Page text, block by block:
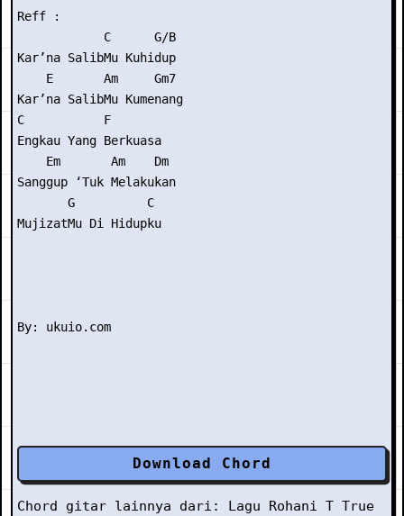
Reff :
            C      G/B
Kar’na SalibMu Kuhidup
    E       Am     Gm7
Kar’na SalibMu Kumenang
C           F
Engkau Yang Berkuasa
    Em       Am    Dm
Sanggup ‘Tuk Melakukan
       G          C
MujizatMu Di Hidupku
Download Chord
Chord gitar lainnya dari: Lagu Rohani T True